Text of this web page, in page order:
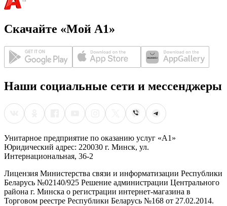
Скачайте «Мой А1»
Наши социальные сети и мессенджеры
Унитарное предприятие по оказанию услуг «А1»
Юридический адрес: 220030 г. Минск, ул.
Интернациональная, 36-2
Лицензия Министерства связи и информатизации Республики
Беларусь №02140/925 Решение администрации Центрального
района г. Минска о регистрации интернет-магазина в
Торговом реестре Республики Беларусь №168 от 27.02.2014.